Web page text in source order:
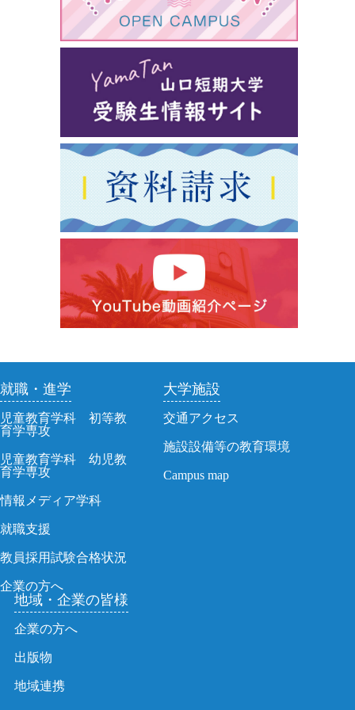
就職・進学
児童教育学科 初等教
育学専攻
児童教育学科 幼児教
育学専攻
情報メディア学科
就職支援
教員採用試験合格状況
企業の方へ
大学施設
交通アクセス
施設設備等の教育環境
Campus map
地域・企業の皆様
企業の方へ
出版物
地域連携